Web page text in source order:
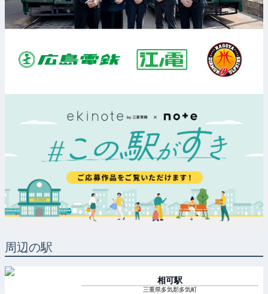
周辺の駅
相可駅
三重県多気郡多気町